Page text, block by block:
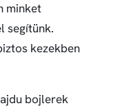
minket
segítünk.
kezekben
bojlerek